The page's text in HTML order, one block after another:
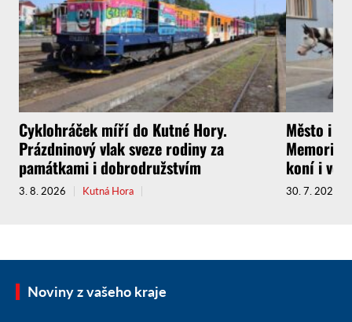
Cyklohráček míří do Kutné Hory.
Prázdninový vlak sveze rodiny za
památkami i dobrodružstvím
3. 8. 2026 Kutná Hora
Město i
Memoriál
koní i
30. 7. 2026
Noviny z vašeho kraje